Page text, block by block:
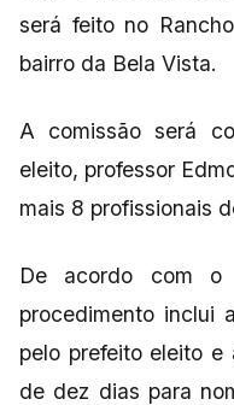
será feito no
bairro da Bela Vista.
A comissão será
eleito, professor
mais 8 profissionais
De acordo com o
procedimento inclui
pelo prefeito eleito
de dez dias para